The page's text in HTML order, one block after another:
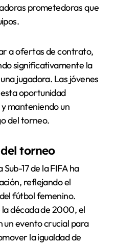
prometedoras que
a ofertas de contrato,
significativamente la
jugadora. Las jóvenes
oportunidad
manteniendo un
del torneo.
torneo
17 de la FIFA ha
reflejando el
fútbol femenino.
década de 2000, el
evento crucial para
la igualdad de